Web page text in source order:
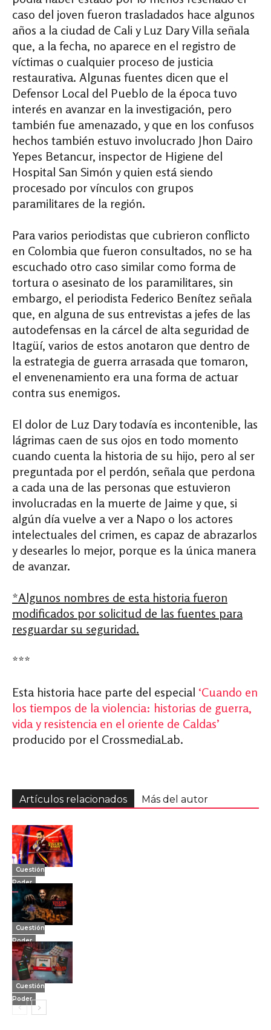
caso del joven fueron trasladados hace algunos
años a la ciudad de Cali y Luz Dary Villa señala
que, a la fecha, no aparece en el registro de
víctimas o cualquier proceso de justicia
restaurativa. Algunas fuentes dicen que el
Defensor Local del Pueblo de la época tuvo
interés en avanzar en la investigación, pero
también fue amenazado, y que en los confusos
hechos también estuvo involucrado Jhon Dairo
Yepes Betancur, inspector de Higiene del
Hospital San Simón y quien está siendo
procesado por vínculos con grupos
paramilitares de la región.
Para varios periodistas que cubrieron conflicto
en Colombia que fueron consultados, no se ha
escuchado otro caso similar como forma de
tortura o asesinato de los paramilitares, sin
embargo, el periodista Federico Benítez señala
que, en alguna de sus entrevistas a jefes de las
autodefensas en la cárcel de alta seguridad de
Itagüí, varios de estos anotaron que dentro de
la estrategia de guerra arrasada que tomaron,
el envenenamiento era una forma de actuar
contra sus enemigos.
El dolor de Luz Dary todavía es incontenible, las
lágrimas caen de sus ojos en todo momento
cuando cuenta la historia de su hijo, pero al ser
preguntada por el perdón, señala que perdona
a cada una de las personas que estuvieron
involucradas en la muerte de Jaime y que, si
algún día vuelve a ver a Napo o los actores
intelectuales del crimen, es capaz de abrazarlos
y desearles lo mejor, porque es la única manera
de avanzar.
*Algunos nombres de esta historia fueron
modificados por solicitud de las fuentes para
resguardar su seguridad.
***
Esta historia hace parte del especial ‘Cuando en
los tiempos de la violencia: historias de guerra,
vida y resistencia en el oriente de Caldas’
producido por el CrossmediaLab.
Artículos relacionados Más del autor
Cuestión
Poder
Cuestión
Poder
Cuestión
Poder